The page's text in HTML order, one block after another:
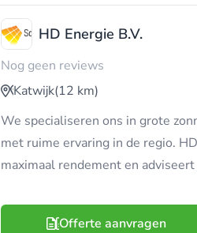
HD Energie B.V.
Nog geen reviews
Katwijk(12 km)
We specialiseren ons in grote
met ruime ervaring in de regio.
maximaal rendement en
Offerte aanvragen